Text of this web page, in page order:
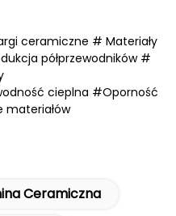
ceramiczne # Materiały
półprzewodników #
cieplna #Oporność
Ceramiczna